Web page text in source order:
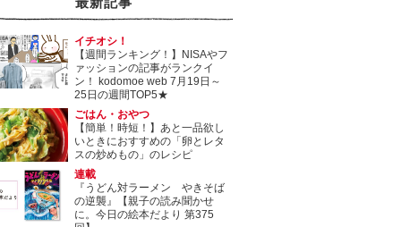
イチオシ！
【週間ランキング！】NISAやフ
ァッションの記事がランクイ
ン！ kodomoe web 7月19日～
25日の週間TOP5★
ごはん・おやつ
【簡単！時短！】あと一品欲し
いときにおすすめの「卵とレタ
スの炒めもの」のレシピ
連載
『うどん対ラーメン やきそば
の逆襲』【親子の読み聞かせ
に。今日の絵本だより 第375